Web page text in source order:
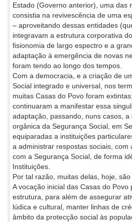
Estado (Governo anterior), uma das
consistia na revivescência de uma
– aproveitando dessas entidades
integravam a estrutura corporativa
fisionomia de largo espectro e a
adaptação à emergência de novas
foram tendo ao longo dos tempos.
Com a democracia, e a criação de
Social integrado e universal, nos
muitas Casas do Povo foram
continuaram a manifestar essa
adaptação, passando, nuns casos,
orgânica da Segurança Social, em
equiparadas a instituições
a administrar respostas sociais, com
com a Segurança Social, de forma
Instituições.
Por tal razão, muitas delas, hoje, são
A vocação inicial das Casas do
estrutura, para além de assegurar
lúdica e cultural, manter linhas de
âmbito da protecção social às